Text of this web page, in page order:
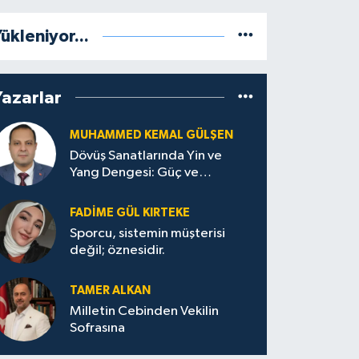
MUHAMMED KEMAL GÜLŞEN
Dövüş Sanatlarında Yin ve
Yang Dengesi: Güç ve
FADIME GÜL KIRTEKE
Sporcu, sistemin müşterisi
değil; öznesidir.
TAMER ALKAN
Milletin Cebinden Vekilin
Sofrasına